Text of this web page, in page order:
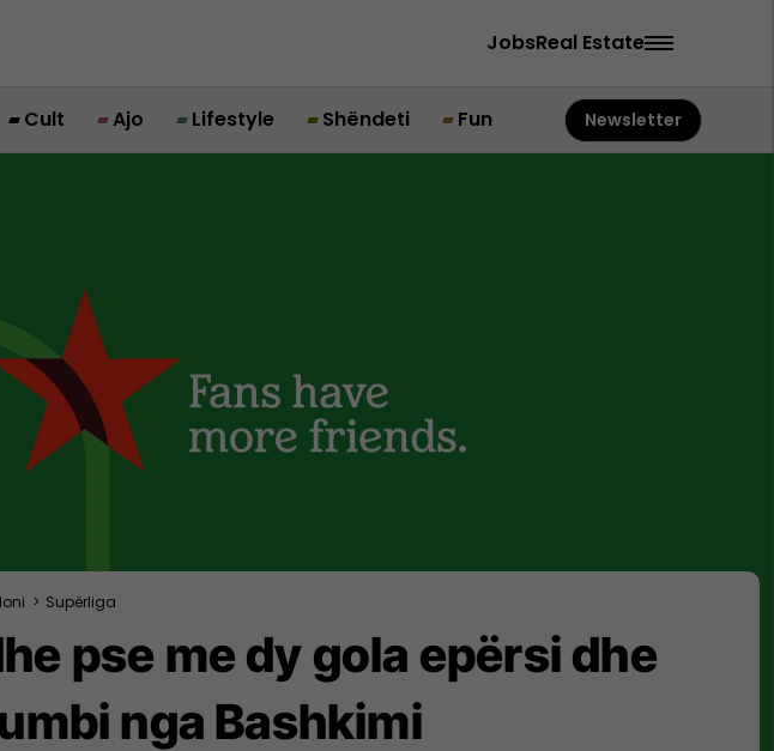
JobsReal Estate
Cult Ajo Lifestyle Shëndeti Fun Newsletter
> Supërliga
pse me dy gola epërsi dhe
nga Bashkimi